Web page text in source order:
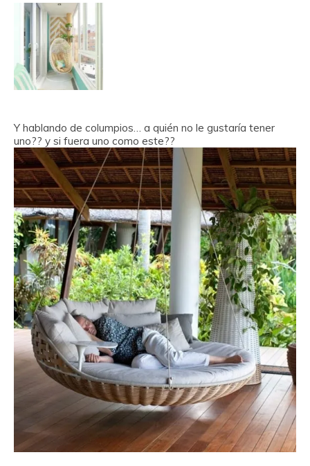
Y hablando de columpios… a quién no le gustaría tener
uno?? y si fuera uno como este??